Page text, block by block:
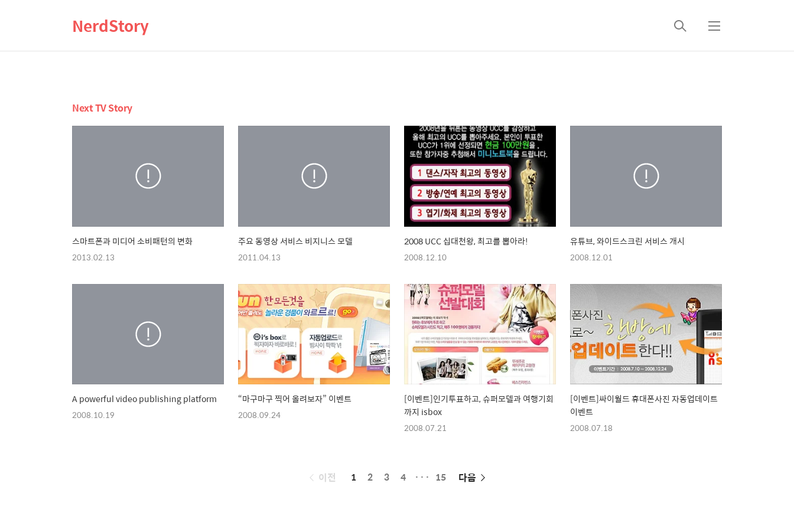
NerdStory
검
메
Next TV Story
스마트폰과 미디어 소비패턴의 변화
2013.02.13
주요 동영상 서비스 비지니스 모델
2011.04.13
2008 UCC 십대천왕, 최고를 뽑아라!
2008.12.10
유튜브, 와이드스크린 서비스 개시
2008.12.01
A powerful video publishing platform
2008.10.19
“마구마구 찍어 올려보자” 이벤트
2008.09.24
[이벤트]인기투표하고, 슈퍼모델과 여행기회
까지 isbox
2008.07.21
[이벤트]싸이월드 휴대폰사진 자동업데이트
이벤트
2008.07.18
페
이전 1 2 3 4 ··· 15 다음